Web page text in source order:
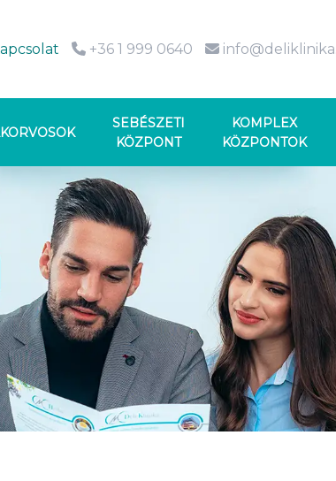
+36 1 999 0640
SEBÉSZETI
KÖZPONT
KOMPLEX
KÖZPONTOK